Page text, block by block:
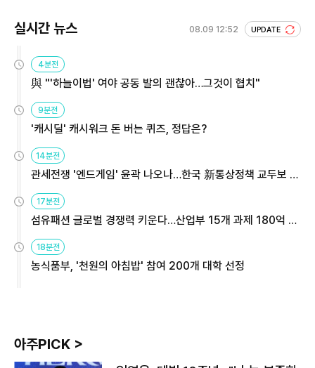
실시간 뉴스 08.09 12:52 UPDATE
4분전
與 "'하늘이법' 여야 공동 발의 괜찮아…그것이 협치"
9분전
'캐시딜' 캐시워크 돈 버는 퀴즈, 정답은?
14분전
관세전쟁 '엔드게임' 윤곽 나오나…한국 新통상정책 교두보 활
17분전
섬유패션 글로벌 경쟁력 키운다…산업부 15개 과제 180억 지
18분전
농식품부, '천원의 아침밥' 참여 200개 대학 선정
아주PICK >